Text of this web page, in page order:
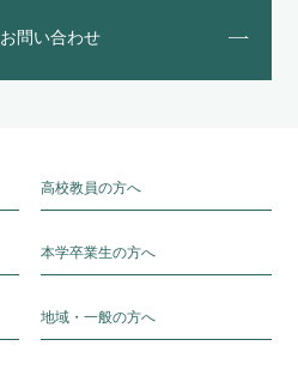
お問い合わせ
高校教員の方へ
本学卒業生の方へ
地域・一般の方へ